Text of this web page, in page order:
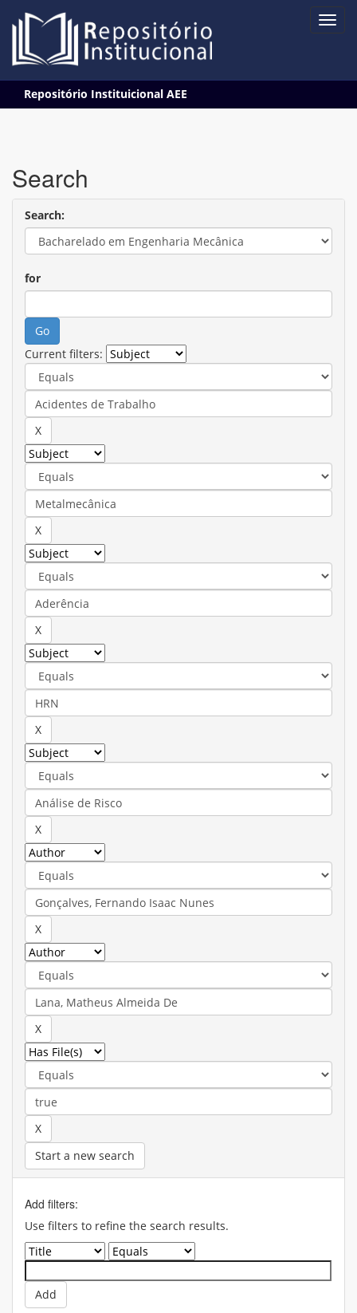
navigation
Repositório Instituicional AEE
Search
Search:
for
Current filters:
Start a new search
Add filters:
Use filters to refine the search results.